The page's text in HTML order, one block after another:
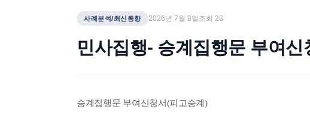
사례분석/최신동향 2026년 7월 8일 조회 28
민사집행- 승계집행문 부여신
승계집행문 부여신청서(피고승계)